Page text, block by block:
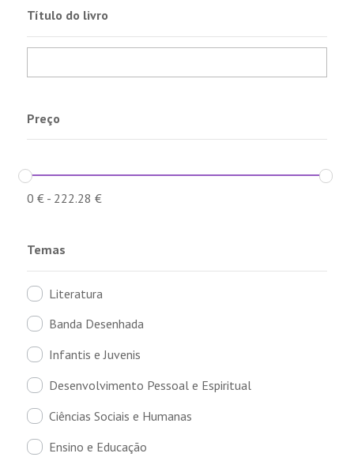
Título do livro
Preço
0 €- 222.28 €
Temas
Literatura
Banda Desenhada
Infantis e Juvenis
Desenvolvimento Pessoal e Espiritual
Ciências Sociais e Humanas
Ensino e Educação